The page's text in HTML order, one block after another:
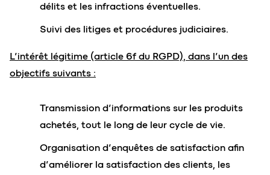
délits et les infractions éventuelles.
Suivi des litiges et procédures judiciaires.
L’intérêt légitime (article 6f du RGPD), dans l’un des
objectifs suivants :
Transmission d’informations sur les produits
achetés, tout le long de leur cycle de vie.
Organisation d’enquêtes de satisfaction afin
d’améliorer la satisfaction des clients, les